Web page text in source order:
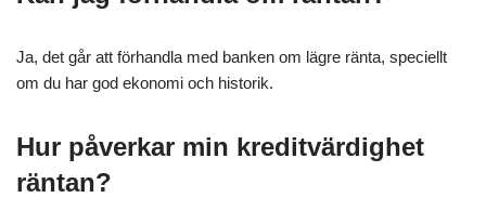
Ja, det går att förhandla med banken om lägre ränta, speciellt
om du har god ekonomi och historik.
Hur påverkar min kreditvärdighet
räntan?